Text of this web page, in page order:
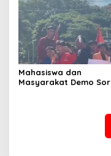
Pelajar
Mahasiswa dan
Masyarakat Demo
Kecewa Wali Kota dan